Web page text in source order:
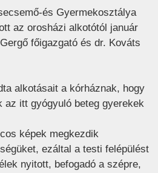
és Gyermekosztálya
az orosházi alkotótól január
főigazgató és dr. Kováts
alkotásait a kórháznak, hogy
az itt gyógyuló beteg gyerekek
képek megkezdik
ezáltal a testi felépülést
nyitott, befogadó a szépre,